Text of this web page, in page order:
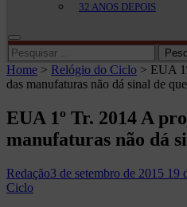
32 ANOS DEPOIS
Pesquisar
por:
Home > Relógio do Ciclo > EUA
das manufaturas não dá sinal de
EUA 1º Tr. 2014 A
manufaturas não dá
Redação3 de setembro de 2015 19
Ciclo